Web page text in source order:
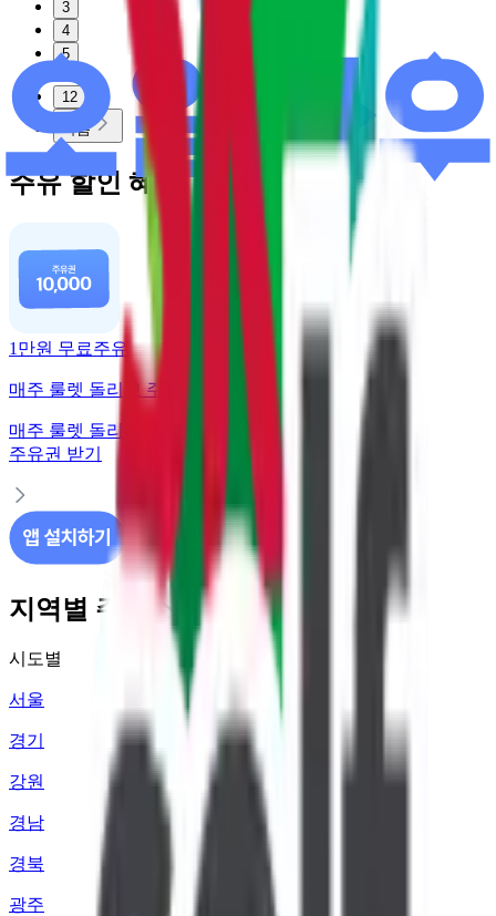
3
4
5
12
다음
주유 할인 혜택
1만원 무료주유
매주 룰렛 돌리고 주유권 받기
매주 룰렛 돌리고
주유권 받기
지역별 주유소 가격 정보
시도별
서울
경기
강원
경남
경북
광주